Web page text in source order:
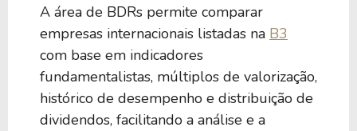
A área de BDRs permite comparar
empresas internacionais listadas na B3
com base em indicadores
fundamentalistas, múltiplos de valorização,
histórico de desempenho e distribuição de
dividendos, facilitando a análise e a